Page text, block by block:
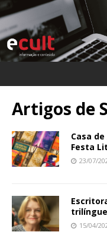
Artigos de
Casa
Festa
23/07/
15/04/